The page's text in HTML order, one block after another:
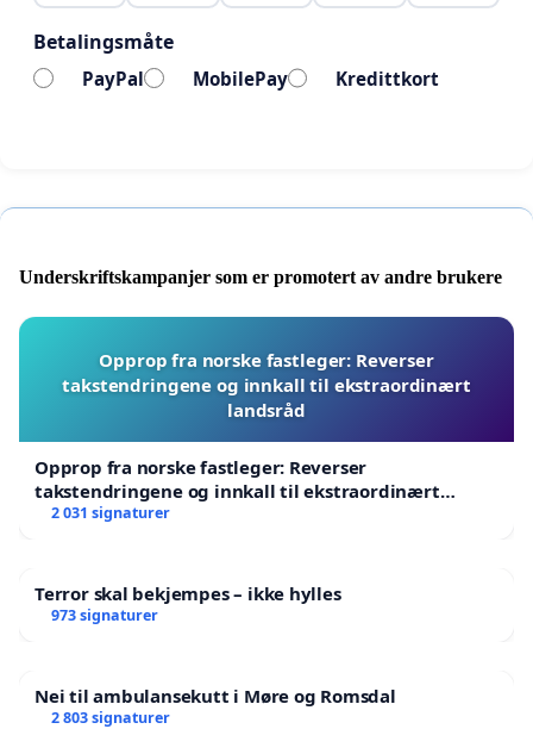
Betalingsmåte
PayPal MobilePay Kredittkort
Underskriftskampanjer som er promotert av andre brukere
Opprop fra norske fastleger: Reverser
takstendringene og innkall til ekstraordinært
landsråd
Opprop fra norske fastleger: Reverser
takstendringene og innkall til ekstraordinært
landsråd
2 031 signaturer
Terror skal bekjempes – ikke hylles
973 signaturer
Nei til ambulansekutt i Møre og Romsdal
2 803 signaturer